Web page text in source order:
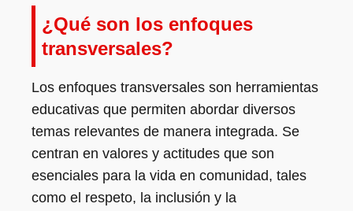
¿Qué son los enfoques
transversales?
Los enfoques transversales son herramientas
educativas que permiten abordar diversos
temas relevantes de manera integrada. Se
centran en valores y actitudes que son
esenciales para la vida en comunidad, tales
como el respeto, la inclusión y la